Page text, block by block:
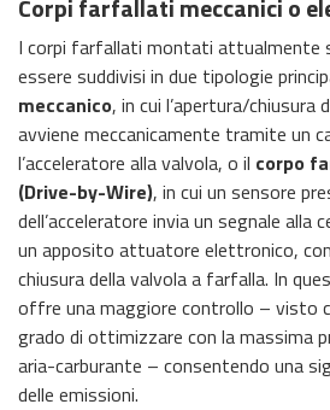
I corpi farfallati montati attualmente
essere suddivisi in due tipologie
meccanico, in cui l’apertura/chiusura
avviene meccanicamente tramite un
l’acceleratore alla valvola, o il corpo
(Drive-by-Wire), in cui un sensore
dell’acceleratore invia un segnale alla
un apposito attuatore elettronico,
chiusura della valvola a farfalla. In
offre una maggiore controllo – visto
grado di ottimizzare con la massima
aria-carburante – consentendo una
delle emissioni.